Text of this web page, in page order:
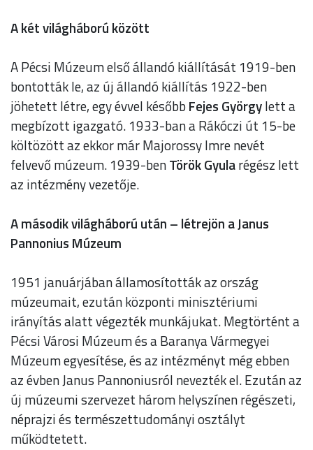
A két világháború között
A Pécsi Múzeum első állandó kiállítását 1919-ben
bontották le, az új állandó kiállítás 1922-ben
jöhetett létre, egy évvel későbbFejes Györgylett a
megbízott igazgató. 1933-ban a Rákóczi út 15-be
költözött az ekkor már Majorossy Imre nevét
felvevő múzeum. 1939-benTörök Gyularégész lett
az intézmény vezetője.
A második világháború után – létrejön a Janus
Pannonius Múzeum
1951 januárjában államosították az ország
múzeumait, ezután központi minisztériumi
irányítás alatt végezték munkájukat. Megtörtént a
Pécsi Városi Múzeum és a Baranya Vármegyei
Múzeum egyesítése, és az intézményt még ebben
az évben Janus Pannoniusról nevezték el. Ezután az
új múzeumi szervezet három helyszínen régészeti,
néprajzi és természettudományi osztályt
működtetett.